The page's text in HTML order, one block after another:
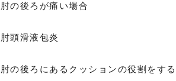
肘の後ろが痛い場合
肘頭滑液包炎
肘の後ろにあるクッションの役割をす